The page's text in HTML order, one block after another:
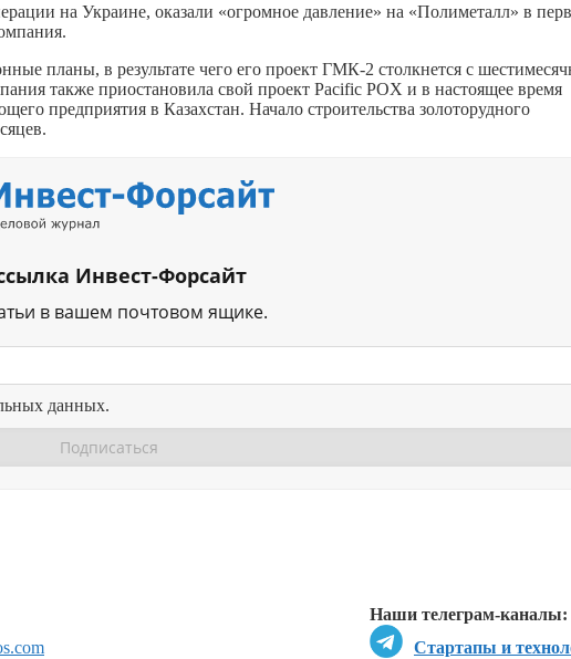
на Украине, оказали «огромное давление» на «Полиметалл» в
планы, в результате чего его проект ГМК-2 столкнется с
также приостановила свой проект Pacific POX и в настоящее время
предприятия в Казахстан. Начало строительства золоторудного
Инвест-Форсайт
в вашем почтовом ящике.
данных.
Наши телеграм-каналы:
Стартапы и